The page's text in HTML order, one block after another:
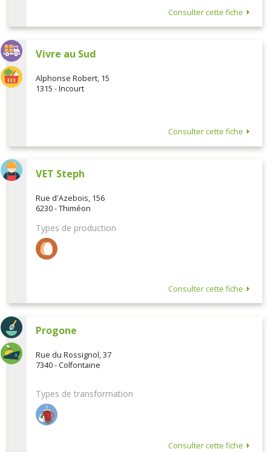
Consulter cette fiche
Vivre au Sud
Alphonse Robert, 15
1315 - Incourt
Consulter cette fiche
VET Steph
Rue d'Azebois, 156
6230 - Thiméon
Types de production
Consulter cette fiche
Progone
Rue du Rossignol, 37
7340 - Colfontaine
Types de transformation
Consulter cette fiche